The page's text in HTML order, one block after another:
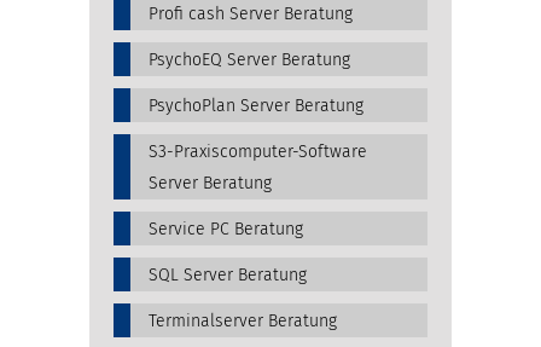
Profi cash Server Beratung
PsychoEQ Server Beratung
PsychoPlan Server Beratung
S3-Praxiscomputer-Software
Server Beratung
Service PC Beratung
SQL Server Beratung
Terminalserver Beratung